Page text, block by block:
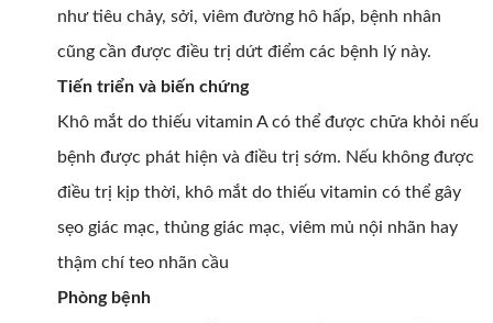
như tiêu chảy, sởi, viêm đường hô hấp, bệnh nhân
cũng cần được điều trị dứt điểm các bệnh lý này.
Tiến triển và biến chứng
Khô mắt do thiếu vitamin A có thể được chữa khỏi nếu
bệnh được phát hiện và điều trị sớm. Nếu không được
điều trị kịp thời, khô mắt do thiếu vitamin có thể gây
sẹo giác mạc, thủng giác mạc, viêm mủ nội nhãn hay
thậm chí teo nhãn cầu
Phòng bệnh